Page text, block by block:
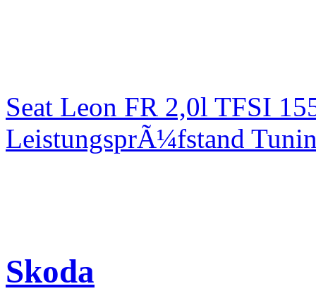
Seat Leon FR 2,0l TFSI
LeistungsprÃ¼fstand
Skoda